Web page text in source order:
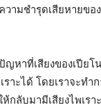
ามชำรุดเสียหายของ
ญหาที่เสียงของเปียโ
ราะได้ โดยเราจะท
กลับมามีเสียงไพเรา